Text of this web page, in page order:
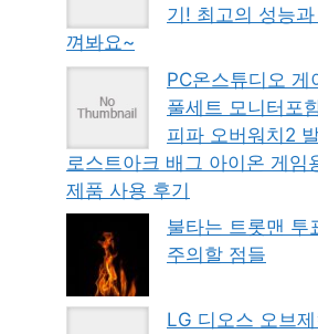
기! 최고의 성능
껴봐요~
PC온스튜디오 게
풀세트 모니터포
피파 오버워치2
로스트아크 배그 아이온 게임
제품 사용 후기
불타는 트롯맨 투
주의할 점들
LG 디오스 오브